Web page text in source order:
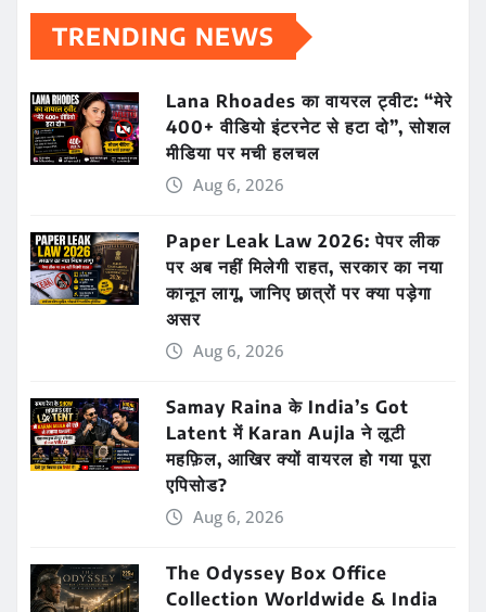
TRENDING NEWS
Lana Rhoades का वायरल ट्वीट: “मेरे
400+ वीडियो इंटरनेट से हटा दो”, सोशल
मीडिया पर मची हलचल
Aug 6, 2026
Paper Leak Law 2026: पेपर लीक
पर अब नहीं मिलेगी राहत, सरकार का नया
कानून लागू, जानिए छात्रों पर क्या पड़ेगा
असर
Aug 6, 2026
Samay Raina के India’s Got
Latent में Karan Aujla ने लूटी
महफ़िल, आखिर क्यों वायरल हो गया पूरा
एपिसोड?
Aug 6, 2026
The Odyssey Box Office
Collection Worldwide & India